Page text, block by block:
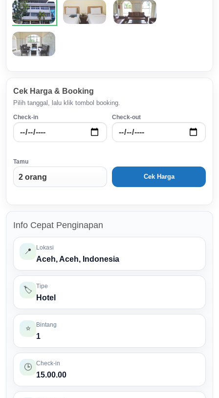
Cek Harga & Booking
Pilih tanggal, lalu klik tombol booking.
Check-in Check-out
Tamu
Cek Harga
Info Cepat Penginapan
📍 Lokasi
Aceh, Aceh, Indonesia
🏷️ Tipe
Hotel
⭐ Bintang
1
🕒 Check-in
15.00.00